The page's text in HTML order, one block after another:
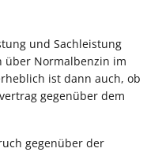
und Sachleistung
über Normalbenzin im
ist dann auch, ob
gegenüber dem
gegenüber der